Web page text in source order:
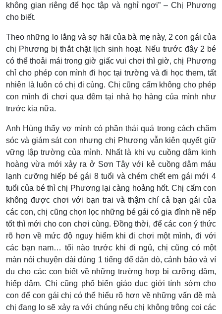
không gian riêng để học tập và nghỉ ngơi” – Chị Phương
cho biết.
Theo những lo lắng và sợ hãi của bà mẹ này, 2 con gái của
chị Phương bị thắt chặt lịch sinh hoạt. Nếu trước đây 2 bé
có thể thoải mái trong giờ giấc vui chơi thì giờ, chị Phương
chỉ cho phép con mình đi học tại trường và đi học them, tất
nhiên là luôn có chị đi cùng. Chị cũng cấm không cho phép
con mình đi chơi qua đêm tại nhà họ hàng của mình như
trước kia nữa.
Anh Hùng thấy vợ mình có phần thái quá trong cách chăm
sóc và giám sát con nhưng chị Phương vẫn kiên quyết giữ
vững lập trường của mình. Nhất là khi vụ cuồng dâm kinh
hoàng vừa mới xảy ra ở Sơn Tây với kẻ cuồng dâm máu
lạnh cưỡng hiếp bé gái 8 tuổi và chém chết em gái mới 4
tuổi của bé thì chị Phương lại càng hoảng hốt. Chị cấm con
không được chơi với bạn trai và thậm chí cả bạn gái của
các con, chị cũng chọn lọc những bé gái có gia đình nề nếp
tốt thì mới cho con chơi cùng. Đồng thời, để các con ý thức
rõ hơn về mức độ nguy hiểm khi đi chơi một mình, đi với
các bạn nam… tối nào trước khi đi ngủ, chị cũng có một
màn nói chuyện dài đúng 1 tiếng để dặn dò, cảnh báo và ví
dụ cho các con biết về những trường hợp bị cưỡng dâm,
hiếp dâm. Chị cũng phổ biến giáo dục giới tính sớm cho
con để con gái chị có thể hiểu rõ hơn về những vấn đề mà
chị đang lo sẽ xảy ra với chúng nếu chị không trông coi các